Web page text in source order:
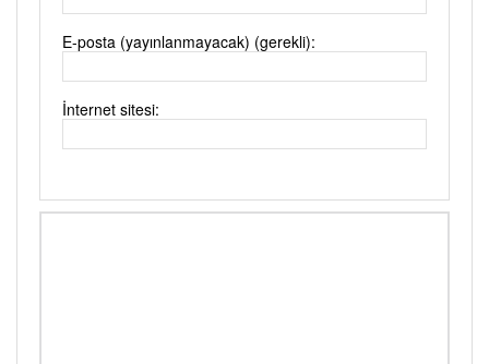
E-posta (yayınlanmayacak) (gerekli):
İnternet sitesi: